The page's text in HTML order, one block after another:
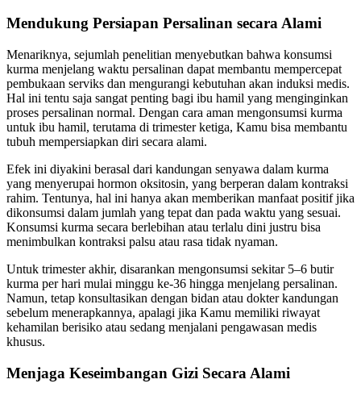
Mendukung Persiapan Persalinan secara Alami
Menariknya, sejumlah penelitian menyebutkan bahwa konsumsi
kurma menjelang waktu persalinan dapat membantu mempercepat
pembukaan serviks dan mengurangi kebutuhan akan induksi medis.
Hal ini tentu saja sangat penting bagi ibu hamil yang menginginkan
proses persalinan normal. Dengan cara aman mengonsumsi kurma
untuk ibu hamil, terutama di trimester ketiga, Kamu bisa membantu
tubuh mempersiapkan diri secara alami.
Efek ini diyakini berasal dari kandungan senyawa dalam kurma
yang menyerupai hormon oksitosin, yang berperan dalam kontraksi
rahim. Tentunya, hal ini hanya akan memberikan manfaat positif jika
dikonsumsi dalam jumlah yang tepat dan pada waktu yang sesuai.
Konsumsi kurma secara berlebihan atau terlalu dini justru bisa
menimbulkan kontraksi palsu atau rasa tidak nyaman.
Untuk trimester akhir, disarankan mengonsumsi sekitar 5–6 butir
kurma per hari mulai minggu ke-36 hingga menjelang persalinan.
Namun, tetap konsultasikan dengan bidan atau dokter kandungan
sebelum menerapkannya, apalagi jika Kamu memiliki riwayat
kehamilan berisiko atau sedang menjalani pengawasan medis
khusus.
Menjaga Keseimbangan Gizi Secara Alami